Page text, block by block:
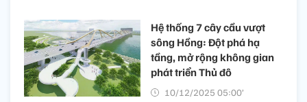
Hệ thống 7 cây cầu vượt
sông Hồng: Đột phá hạ
tầng, mở rộng không gian
phát triển Thủ đô
10/12/2025 05:00’